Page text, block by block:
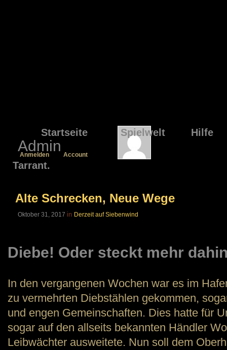
Startseite Spielwelt Hilfe
Admin
Anmelden Account
Tarrant.
Alte Schrecken, Neue Wege
Oktober 31, 2017 in Derzeit auf Siebenwind
Diebe! Oder steckt mehr
In den vergangenen Wochen war es im
zu vermehrten Diebstählen gekommen,
und engen Gemeinschaften. Dies hatte für
sogar auf den allseits bekannten Händler
Leibwächter ausweitete. Nun soll dem